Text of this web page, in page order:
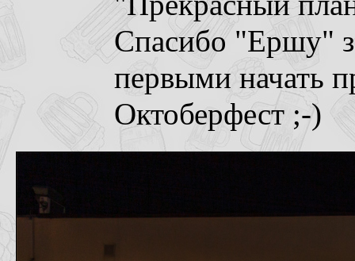
Спасибо "Ершу"
первыми начать
Октоберфест ;-)